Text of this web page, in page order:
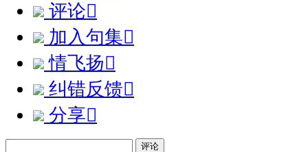
评论
加入句集
情飞扬
纠错反馈
分享
评论